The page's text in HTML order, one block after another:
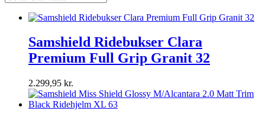
Samshield Ridebukser Clara
Premium Full Grip Granit 32
2.299,95 kr.